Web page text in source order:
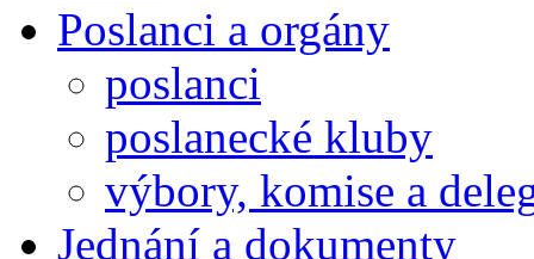
Poslanci a orgány
poslanci
poslanecké kluby
výbory, komise a
Jednání a dokumenty